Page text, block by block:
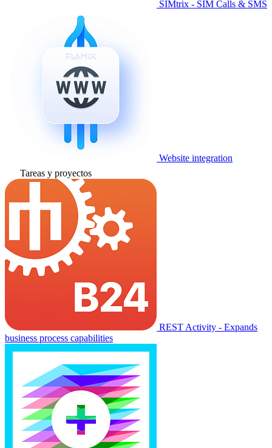
SIMtrix - SIM Calls & SMS
Website integration
Tareas y proyectos
REST Activity - Expands
business process capabilities